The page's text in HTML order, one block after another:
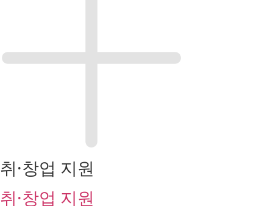
취·창업 지원​
취·창업 지원​